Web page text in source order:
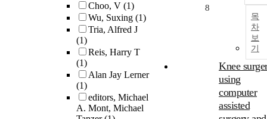
Choo, V (1)
Wu, Suxing (1)
Tria, Alfred J
(1)
Reis, Harry T
(1)
Alan Jay Lerner
(1)
editors, Michael
A. Mont, Michael
목
차
보
기
8
Knee
using
computer
assisted